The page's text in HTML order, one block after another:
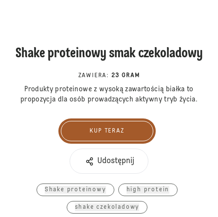
Shake proteinowy smak czekoladowy
ZAWIERA : 23 GRAM
Produkty proteinowe z wysoką zawartością białka to
propozycja dla osób prowadzących aktywny tryb życia.
Kup teraz
KUP TERAZ
Udostępnij
Shake proteinowy high protein
shake czekoladowy